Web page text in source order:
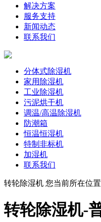
解决方案
服务支持
新闻动态
联系我们
分体式除湿机
家用除湿机
工业除湿机
污泥烘干机
调温/高温除湿机
防潮箱
恒温恒湿机
特制非标机
加湿机
联系我们
转轮除湿机 您当前所在位置
转轮除湿机-